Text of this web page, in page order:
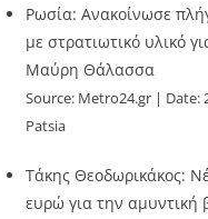
Ρωσία: Ανακοίνωσε
με στρατιωτικό υλικό
Μαύρη Θάλασσα
Source: Metro24.gr Date:
Patsia
Τάκης Θεοδωρικάκος:
ευρώ για την αμυντική